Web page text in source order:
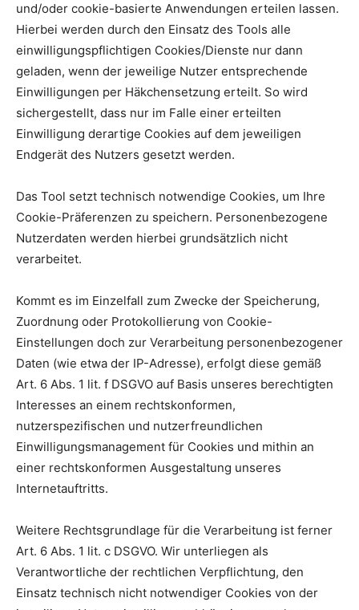
und/oder cookie-basierte Anwendungen erteilen lassen.
Hierbei werden durch den Einsatz des Tools alle
einwilligungspflichtigen Cookies/Dienste nur dann
geladen, wenn der jeweilige Nutzer entsprechende
Einwilligungen per Häkchensetzung erteilt. So wird
sichergestellt, dass nur im Falle einer erteilten
Einwilligung derartige Cookies auf dem jeweiligen
Endgerät des Nutzers gesetzt werden.
Das Tool setzt technisch notwendige Cookies, um Ihre
Cookie-Präferenzen zu speichern. Personenbezogene
Nutzerdaten werden hierbei grundsätzlich nicht
verarbeitet.
Kommt es im Einzelfall zum Zwecke der Speicherung,
Zuordnung oder Protokollierung von Cookie-
Einstellungen doch zur Verarbeitung personenbezogener
Daten (wie etwa der IP-Adresse), erfolgt diese gemäß
Art. 6 Abs. 1 lit. f DSGVO auf Basis unseres berechtigten
Interesses an einem rechtskonformen,
nutzerspezifischen und nutzerfreundlichen
Einwilligungsmanagement für Cookies und mithin an
einer rechtskonformen Ausgestaltung unseres
Internetauftritts.
Weitere Rechtsgrundlage für die Verarbeitung ist ferner
Art. 6 Abs. 1 lit. c DSGVO. Wir unterliegen als
Verantwortliche der rechtlichen Verpflichtung, den
Einsatz technisch nicht notwendiger Cookies von der